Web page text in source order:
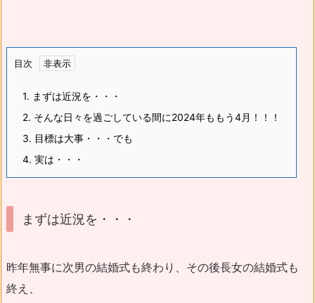
目次
1. まずは近況を・・・
2. そんな日々を過ごしている間に2024年ももう4月！！！
3. 目標は大事・・・でも
4. 実は・・・
まずは近況を・・・
昨年無事に次男の結婚式も終わり、その後長女の結婚式も
終え、